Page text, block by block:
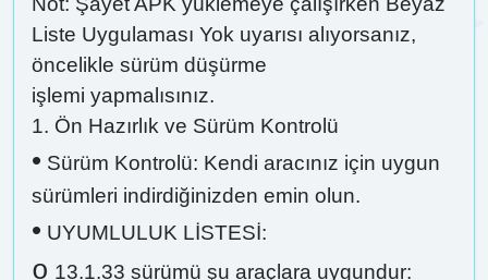
Liste Uygulaması Yok uyarısı alıyorsanız,
öncelikle sürüm düşürme
işlemi yapmalısınız.
1. Ön Hazırlık ve Sürüm Kontrolü
• Sürüm Kontrolü: Kendi aracınız için uygun
sürümleri indirdiğinizden emin olun.
• UYUMLULUK LİSTESİ:
o 13.1.33 sürümü şu araçlara uygundur: